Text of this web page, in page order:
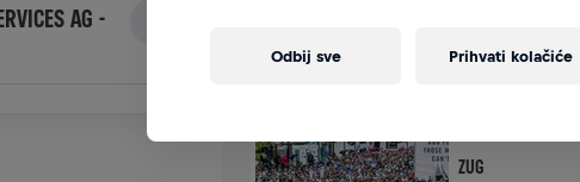
AG -
WINGS FOR LIFE WORLD RUN VIJESTI
ZUG
Odbij sve Prihvati kolačiće